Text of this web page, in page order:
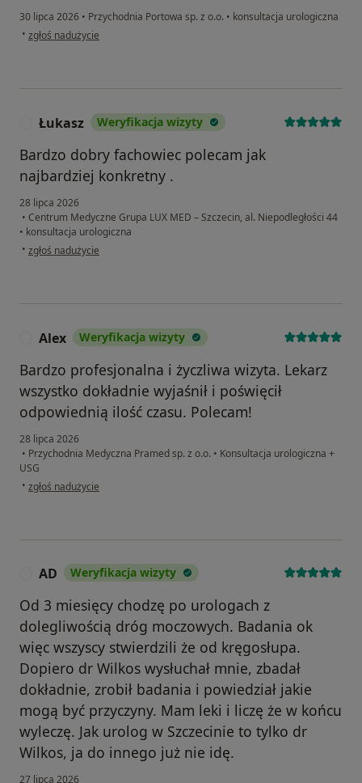
30 lipca 2026 • Przychodnia Portowa sp. z o.o. • konsultacja urologiczna
• w opinii użytkownika Oleksii
zgłoś nadużycie
Łukasz Weryfikacja wizyty
Bardzo dobry fachowiec polecam jak
najbardziej konkretny .
28 lipca 2026
• Centrum Medyczne Grupa LUX MED – Szczecin, al. Niepodległości 44
• konsultacja urologiczna
• w opinii użytkownika Łukasz
zgłoś nadużycie
Alex Weryfikacja wizyty
Bardzo profesjonalna i życzliwa wizyta. Lekarz
wszystko dokładnie wyjaśnił i poświęcił
odpowiednią ilość czasu. Polecam!
28 lipca 2026
• Przychodnia Medyczna Pramed sp. z o.o. • Konsultacja urologiczna +
USG
• w opinii użytkownika Alex
zgłoś nadużycie
AD Weryfikacja wizyty
Od 3 miesięcy chodzę po urologach z
dolegliwością dróg moczowych. Badania ok
więc wszyscy stwierdzili że od kręgosłupa.
Dopiero dr Wilkos wysłuchał mnie, zbadał
dokładnie, zrobił badania i powiedział jakie
mogą być przyczyny. Mam leki i liczę że w końcu
wyleczę. Jak urolog w Szczecinie to tylko dr
Wilkos, ja do innego już nie idę.
27 lipca 2026